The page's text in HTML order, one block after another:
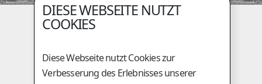
DIESE WEBSEITE NUTZT
COOKIES
Diese Webseite nutzt Cookies zur
Verbesserung des Erlebnisses unserer
Holzingerberg 1
A-3254 Bergland
+43 (0)50 / 259 - 49000
be@genostar.at